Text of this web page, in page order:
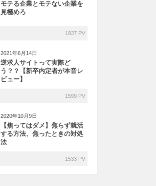
モテる企業とモテない企業を
見極めろ
1937 PV
2021年6月14日
逆求人サイトって実際ど
う？？【新卒内定者が本音レ
ビュー】
1599 PV
2020年10月9日
【焦ってはダメ】焦らず就活
する方法、焦ったときの対処
法
1533 PV